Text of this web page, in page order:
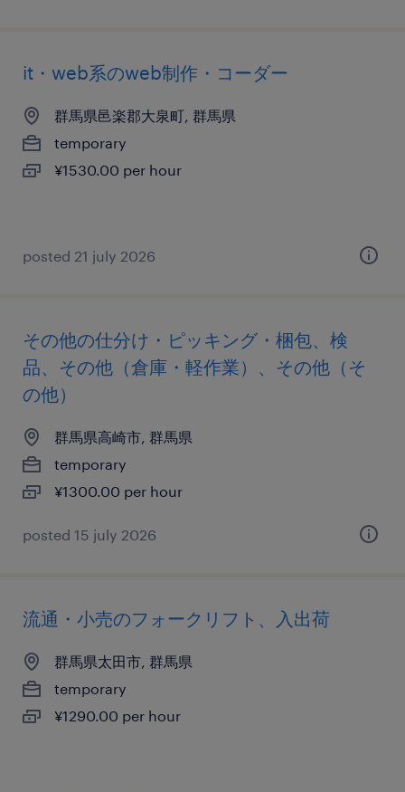
it・web系のweb制作・コーダー
群馬県邑楽郡大泉町, 群馬県
temporary
¥1530.00 per hour
posted 21 july 2026
その他の仕分け・ピッキング・梱包、検
品、その他（倉庫・軽作業）、その他（そ
の他）
群馬県高崎市, 群馬県
temporary
¥1300.00 per hour
posted 15 july 2026
流通・小売のフォークリフト、入出荷
群馬県太田市, 群馬県
temporary
¥1290.00 per hour